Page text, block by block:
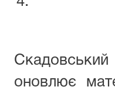
оновлює